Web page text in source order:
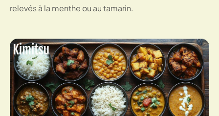
relevés à la menthe ou au tamarin.